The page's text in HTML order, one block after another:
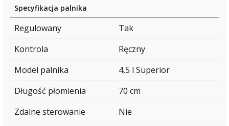
Specyfikacja palnika
Regulowany
Tak
Kontrola
Ręczny
Model palnika
4,5 l Superior
Długość płomienia
70 cm
Zdalne sterowanie
Nie